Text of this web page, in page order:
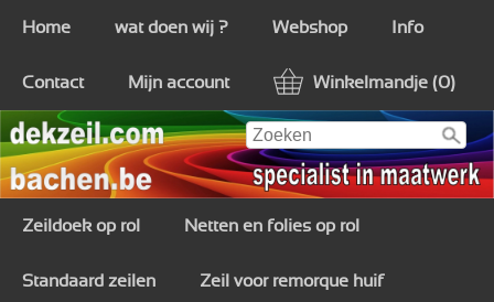
Home wat doen wij ? Webshop Info
Contact Mijn account Winkelmandje (0)
Zeildoek op rol Netten en folies op rol
Standaard zeilen Zeil voor remorque huif